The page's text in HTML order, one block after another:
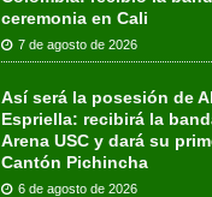
ceremonia en Cali
7 de agosto de 2026
Así será la posesión de
Espriella: recibirá la
Arena USC y dará su
Cantón Pichincha
6 de agosto de 2026